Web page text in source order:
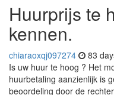
Huurprijs te
kennen.
chiaraoxqj097274 83
Is uw huur te hoog ? Het
huurbetaling aanzienlijk is
beoordeling door de